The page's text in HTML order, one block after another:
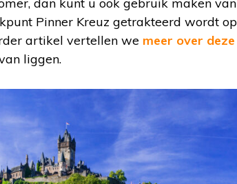
Pinner Kreuz getrakteerd wordt
artikel vertellen we meer over
liggen.